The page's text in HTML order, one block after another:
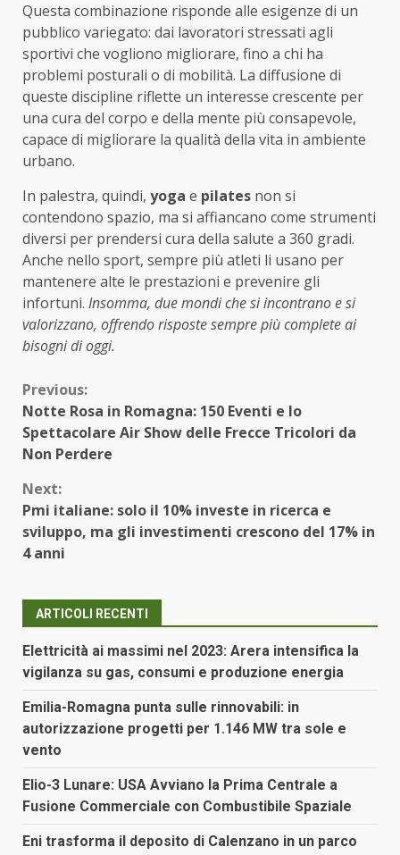
Questa combinazione risponde alle esigenze di un
pubblico variegato: dai lavoratori stressati agli
sportivi che vogliono migliorare, fino a chi ha
problemi posturali o di mobilità. La diffusione di
queste discipline riflette un interesse crescente per
una cura del corpo e della mente più consapevole,
capace di migliorare la qualità della vita in ambiente
urbano.
In palestra, quindi, yoga e pilates non si
contendono spazio, ma si affiancano come strumenti
diversi per prendersi cura della salute a 360 gradi.
Anche nello sport, sempre più atleti li usano per
mantenere alte le prestazioni e prevenire gli
infortuni. Insomma, due mondi che si incontrano e si
valorizzano, offrendo risposte sempre più complete ai
bisogni di oggi.
Continue
Reading
Previous:
Notte Rosa in Romagna: 150 Eventi e lo
Spettacolare Air Show delle Frecce Tricolori da
Non Perdere
Next:
Pmi italiane: solo il 10% investe in ricerca e
sviluppo, ma gli investimenti crescono del 17% in
4 anni
ARTICOLI RECENTI
Elettricità ai massimi nel 2023: Arera intensifica la
vigilanza su gas, consumi e produzione energia
Emilia-Romagna punta sulle rinnovabili: in
autorizzazione progetti per 1.146 MW tra sole e
vento
Elio-3 Lunare: USA Avviano la Prima Centrale a
Fusione Commerciale con Combustibile Spaziale
Eni trasforma il deposito di Calenzano in un parco